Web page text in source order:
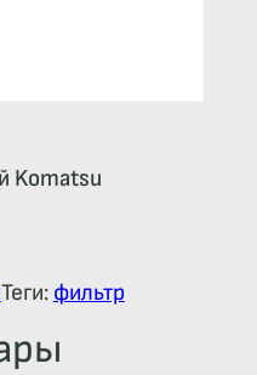
Komatsu
Теги: фильтр